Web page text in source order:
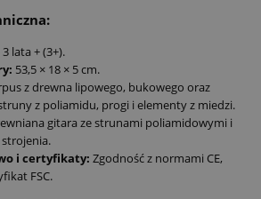
3 lata + (3+).
53,5 × 18 × 5 cm.
z drewna lipowego, bukowego oraz
z poliamidu, progi i elementy z miedzi.
gitara ze strunami poliamidowymi i
i certyfikaty: Zgodność z normami CE,
FSC.